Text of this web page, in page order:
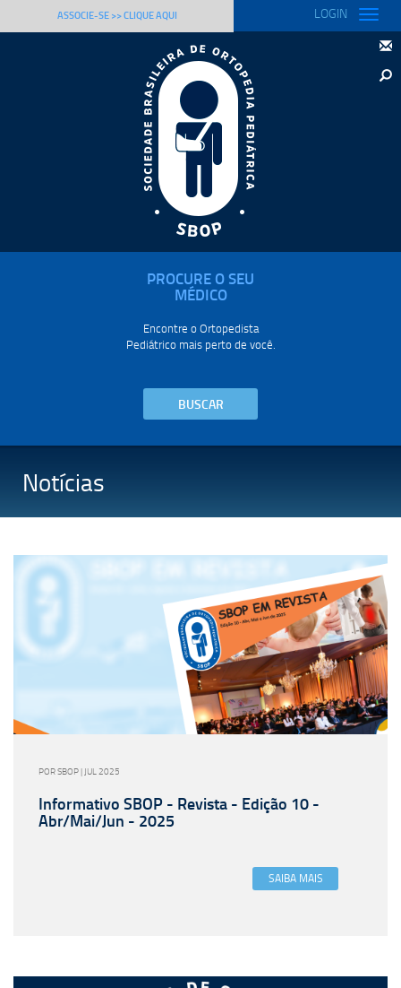
ASSOCIE-SE >> CLIQUE AQUI LOGIN
Toggle
PROCURE O SEU
MÉDICO
Encontre o Ortopedista
Pediátrico mais perto de você.
BUSCAR
Notícias
POR SBOP | JUL 2025
Informativo SBOP - Revista - Edição 10 -
Abr/Mai/Jun - 2025
SAIBA MAIS